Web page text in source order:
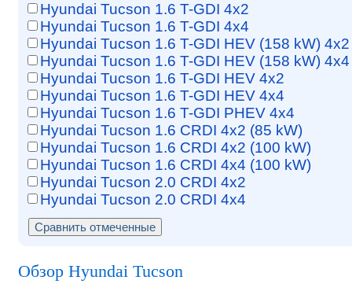
Hyundai Tucson 1.6 T-GDI 4x2
Hyundai Tucson 1.6 T-GDI 4x4
Hyundai Tucson 1.6 T-GDI HEV (158 kW) 4x2
Hyundai Tucson 1.6 T-GDI HEV (158 kW) 4x4
Hyundai Tucson 1.6 T-GDI HEV 4x2
Hyundai Tucson 1.6 T-GDI HEV 4x4
Hyundai Tucson 1.6 T-GDI PHEV 4x4
Hyundai Tucson 1.6 CRDI 4x2 (85 kW)
Hyundai Tucson 1.6 CRDI 4x2 (100 kW)
Hyundai Tucson 1.6 CRDI 4x4 (100 kW)
Hyundai Tucson 2.0 CRDI 4x2
Hyundai Tucson 2.0 CRDI 4x4
Обзор Hyundai Tucson